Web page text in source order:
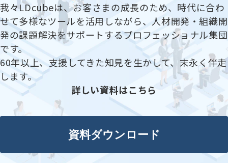
資料ダウンロード
パートナー募集
我々LDcubeは、お客さまの成長のため、時代に合わ
せて多様なツールを活用しながら、人材開発・組織開
発の課題解決をサポートするプロフェッショナル集団
です。
60年以上、支援してきた知見を生かして、末永く伴走
します。
詳しい資料はこちら
資料ダウンロード